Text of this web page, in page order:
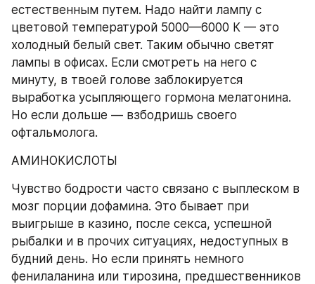
естественным путем. Надо найти лампу с
цветовой температурой 5000—6000 К — это
холодный белый свет. Таким обычно светят
лампы в офисах. Если смотреть на него с
минуту, в твоей голове заблокируется
выработка усыпляющего гормона мелатонина.
Но если дольше — взбодришь своего
офтальмолога.
АМИНОКИСЛОТЫ
Чувство бодрости часто связано с выплеском в
мозг порции дофамина. Это бывает при
выигрыше в казино, после секса, успешной
рыбалки и в прочих ситуациях, недоступных в
будний день. Но если принять немного
фенилаланина или тирозина, предшественников